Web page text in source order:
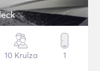
10 Kruīza 1